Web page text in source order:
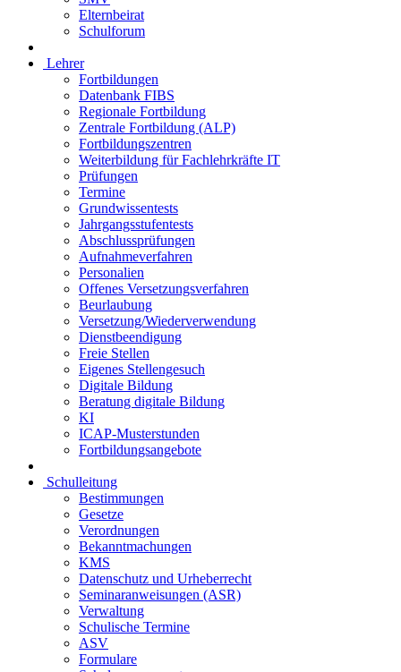
Elternbeirat
Schulforum
Lehrer
Fortbildungen
Datenbank FIBS
Regionale Fortbildung
Zentrale Fortbildung (ALP)
Fortbildungszentren
Weiterbildung für Fachlehrkräfte IT
Prüfungen
Termine
Grundwissentests
Jahrgangsstufentests
Abschlussprüfungen
Aufnahmeverfahren
Personalien
Offenes Versetzungsverfahren
Beurlaubung
Versetzung/Wiederverwendung
Dienstbeendigung
Freie Stellen
Eigenes Stellengesuch
Digitale Bildung
Beratung digitale Bildung
KI
ICAP-Musterstunden
Fortbildungsangebote
Schulleitung
Bestimmungen
Gesetze
Verordnungen
Bekanntmachungen
KMS
Datenschutz und Urheberrecht
Seminaranweisungen (ASR)
Verwaltung
Schulische Termine
ASV
Formulare